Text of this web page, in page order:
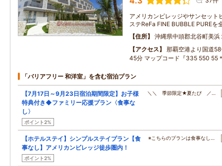
アメリカンビレッジやサンセット
ステReFa FINE BUBBLE PUREを
住所
沖縄県中頭郡北谷町美浜
アクセス
那覇空港より国道
45分 マップコード『335 550 55
「バリアフリー 和洋室」を含む宿泊プラン
【7月17日～9月23日宿泊期間限定】お子様
特典付き◆ファミリー応援プラン〈食事な
し〉
ポイント2%
＼＼ 季節限定★夏たび ／…
【ホテルステイ】シンプルステイプラン【食
事なし】アメリカンビレッジ徒歩圏内！
ポイント2%
※こちらのプランは食事なし…